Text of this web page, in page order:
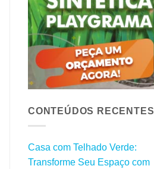
CONTEÚDOS RECENTES
Casa com Telhado Verde:
Transforme Seu Espaço com